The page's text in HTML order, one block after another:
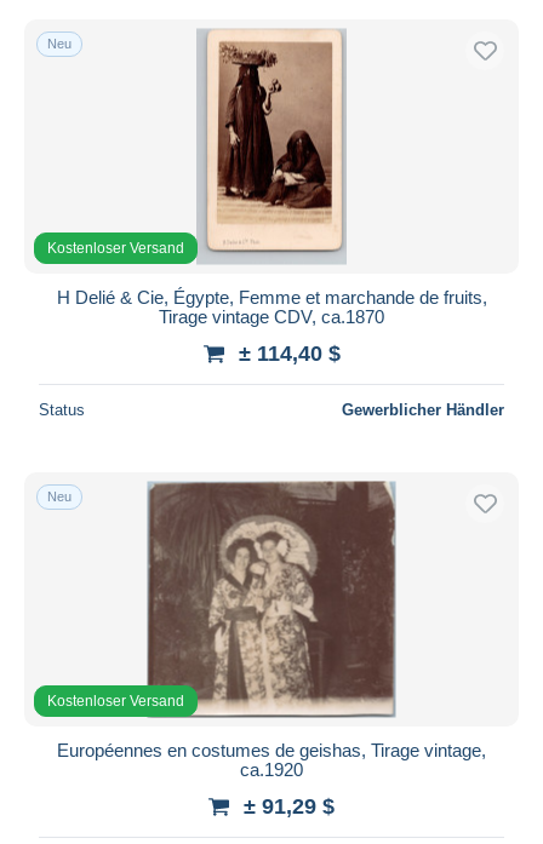
Neu
Kostenloser Versand
H Delié & Cie, Égypte, Femme et marchande de fruits,
Tirage vintage CDV, ca.1870
± 114,40 $
Status Gewerblicher Händler
Neu
Kostenloser Versand
Européennes en costumes de geishas, Tirage vintage,
ca.1920
± 91,29 $